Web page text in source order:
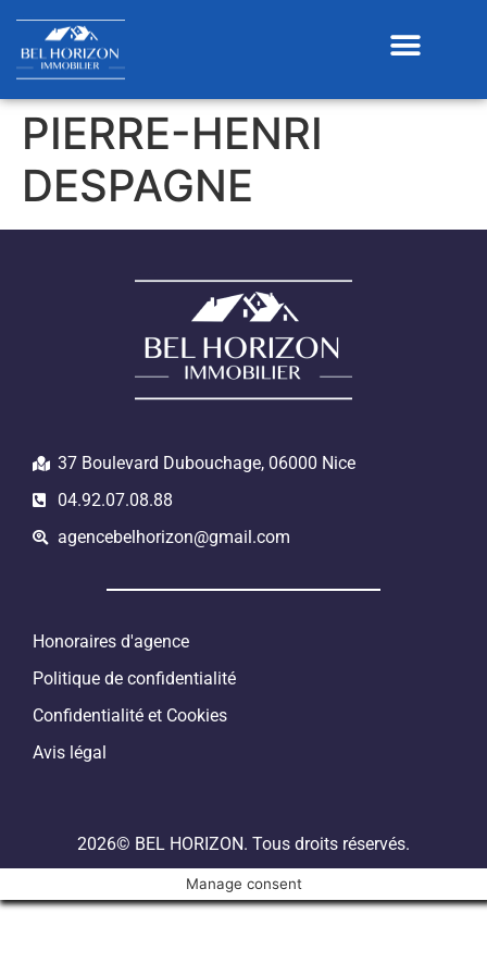
PIERRE-HENRI
DESPAGNE
37 Boulevard Dubouchage, 06000 Nice
04.92.07.08.88
agencebelhorizon@gmail.com
Honoraires d'agence
Politique de confidentialité
Confidentialité et Cookies
Avis légal
2026© BEL HORIZON. Tous droits réservés.
Manage consent